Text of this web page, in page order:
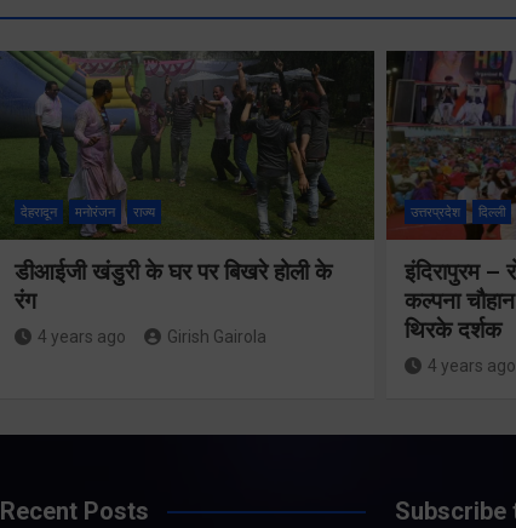
देहरादून मनोरंजन राज्य
डीआईजी खंडुरी के घर पर बिखरे होली के
रंग
4 years ago Girish Gairola
उत्तरप्रदेश दिल्ली
इंदिरापुरम –
कल्पना
थिरके दर्शक
4 years ago
Recent Posts Subscribe
में रहें अधिकारीः